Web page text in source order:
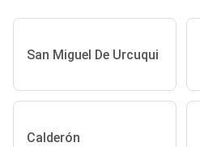
San Miguel De Urcuqui
Calderón